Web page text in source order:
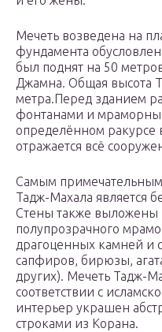
Мечеть возведена на
фундамента
был поднят на 50
Джамна. Общая высота
метра.Перед зданием
фонтанами и
определённом ракурсе
отражается всё
Самым
Тадж-Махала является
Стены также выложены
полупрозрачного
драгоценных камней и
сапфиров, бирюзы,
других). Мечеть Тадж-
соответствии с
интерьер украшен
строками из Корана.